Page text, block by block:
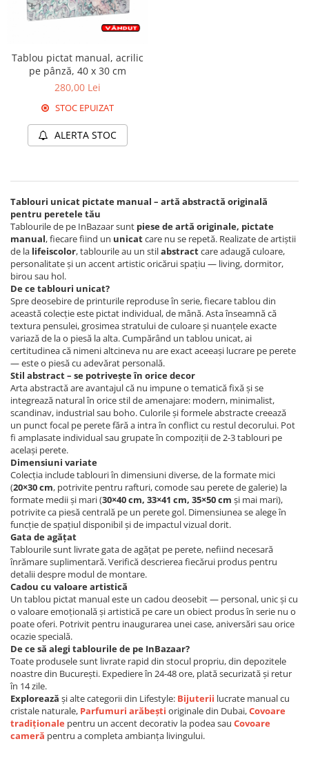
Tablou pictat manual, acrilic
pe pânză, 40 x 30 cm
280,00 Lei
STOC EPUIZAT
ALERTA STOC
Tablouri unicat pictate manual – artă abstractă originală
pentru peretele tău
Tablourile de pe InBazaar sunt piese de artă originale, pictate
manual, fiecare fiind un unicatcare nu se repetă. Realizate de artiștii
de la lifeiscolor, tablourile au un stilabstractcare adaugă culoare,
personalitate și un accent artistic oricărui spațiu — living, dormitor,
birou sau hol.
De ce tablouri unicat?
Spre deosebire de printurile reproduse în serie, fiecare tablou din
această colecție este pictat individual, de mână. Asta înseamnă că
textura pensulei, grosimea stratului de culoare și nuanțele exacte
variază de la o piesă la alta. Cumpărând un tablou unicat, ai
certitudinea că nimeni altcineva nu are exact aceeași lucrare pe perete
— este o piesă cu adevărat personală.
Stil abstract – se potrivește în orice decor
Arta abstractă are avantajul că nu impune o tematică fixă și se
integrează natural în orice stil de amenajare: modern, minimalist,
scandinav, industrial sau boho. Culorile și formele abstracte creează
un punct focal pe perete fără a intra în conflict cu restul decorului. Pot
fi amplasate individual sau grupate în compoziții de 2-3 tablouri pe
același perete.
Dimensiuni variate
Colecția include tablouri în dimensiuni diverse, de la formate mici
(20×30 cm, potrivite pentru rafturi, comode sau perete de galerie) la
formate medii și mari (30×40 cm, 33×41 cm, 35×50 cm și mai mari),
potrivite ca piesă centrală pe un perete gol. Dimensiunea se alege în
funcție de spațiul disponibil și de impactul vizual dorit.
Gata de agățat
Tablourile sunt livrate gata de agățat pe perete, nefiind necesară
înrămare suplimentară. Verifică descrierea fiecărui produs pentru
detalii despre modul de montare.
Cadou cu valoare artistică
Un tablou pictat manual este un cadou deosebit — personal, unic și cu
o valoare emoțională și artistică pe care un obiect produs în serie nu o
poate oferi. Potrivit pentru inaugurarea unei case, aniversări sau orice
ocazie specială.
De ce să alegi tablourile de pe InBazaar?
Toate produsele sunt livrate rapid din stocul propriu, din depozitele
noastre din București. Expediere în 24-48 ore, plată securizată și retur
în 14 zile.
Explorează și alte categorii din Lifestyle: Bijuterii lucrate manual cu
cristale naturale, Parfumuri arăbești originale din Dubai,Covoare
tradiționale pentru un accent decorativ la podea sau Covoare
cameră pentru a completa ambianța livingului.